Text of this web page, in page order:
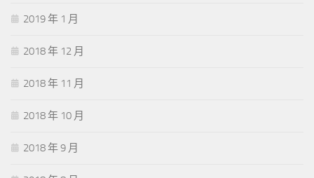
2019 年 1 月
2018 年 12 月
2018 年 11 月
2018 年 10 月
2018 年 9 月